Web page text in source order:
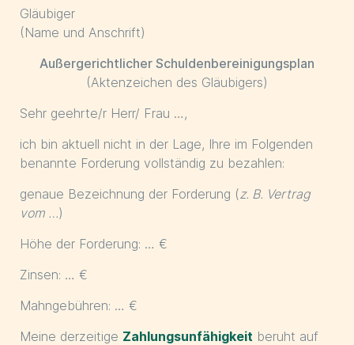
Gläubiger
(Name und Anschrift)
Außergerichtlicher Schuldenbereinigungsplan
(Aktenzeichen des Gläubigers)
Sehr geehrte/r Herr/ Frau …,
ich bin aktuell nicht in der Lage, Ihre im Folgenden
benannte Forderung vollständig zu bezahlen:
genaue Bezeichnung der Forderung (z. B. Vertrag
vom …)
Höhe der Forderung: … €
Zinsen: … €
Mahngebühren: … €
Meine derzeitige Zahlungsunfähigkeit beruht auf